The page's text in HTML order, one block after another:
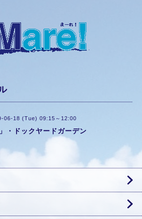
06-18 (Tue) 09:15～12:00
・ドックヤードガーデン